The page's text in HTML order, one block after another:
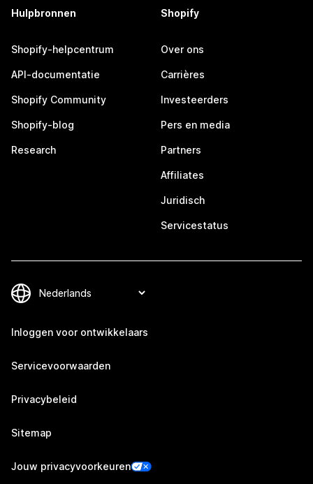
Hulpbronnen
Shopify-helpcentrum
API-documentatie
Shopify Community
Shopify-blog
Research
Shopify
Over ons
Carrières
Investeerders
Pers en media
Partners
Affiliates
Juridisch
Servicestatus
Inloggen voor ontwikkelaars
Servicevoorwaarden
Privacybeleid
Sitemap
Jouw privacyvoorkeuren